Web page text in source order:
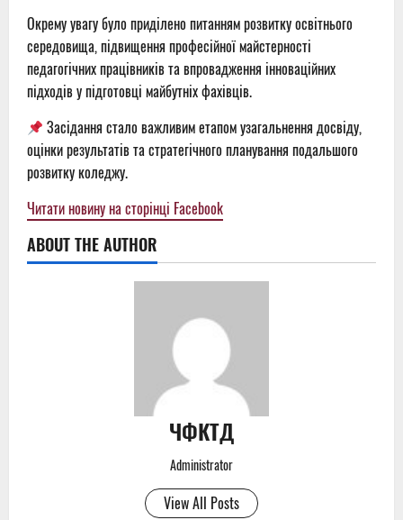
Окрему увагу було приділено питанням розвитку освітнього
середовища, підвищення професійної майстерності
педагогічних працівників та впровадження інноваційних
підходів у підготовці майбутніх фахівців.
Засідання стало важливим етапом узагальнення досвіду,
оцінки результатів та стратегічного планування подальшого
розвитку коледжу.
Читати новину на сторінці Facebook
ABOUT THE AUTHOR
ЧФКТД
Administrator
View All Posts